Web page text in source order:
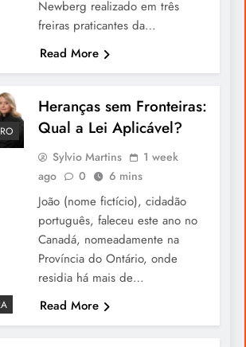
liderança ao Human
Fade (Goodbye
Newberg realizado em três
freiras praticantes da…
Read More
Heranças sem Fronteiras:
Qual a Lei Aplicável?
Sylvio Martins
1 week
ago
0 6 mins
João (nome fictício), cidadão
português, faleceu este ano no
Canadá, nomeadamente na
Província do Ontário, onde
residia há mais de…
Read More